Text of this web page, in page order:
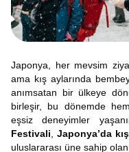
Japonya, her mevsim
ama kış aylarında
anımsatan bir ülkeye
birleşir, bu dönemde
eşsiz deneyimler
Festivali
Japonya’da
uluslararası üne sahip